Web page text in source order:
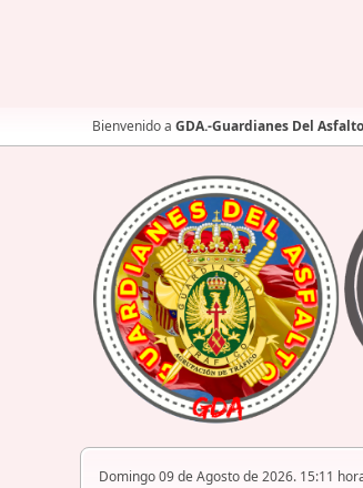
Bienvenido a GDA.-Guardianes Del Asfalto
Domingo 09 de Agosto de 2026. 15:11